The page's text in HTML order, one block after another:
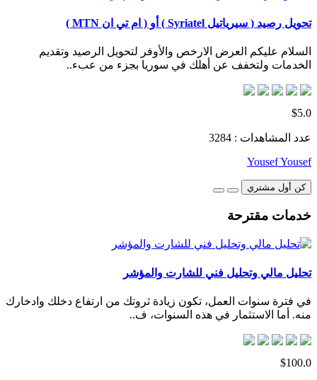
تحويل رصيد ( سيرياتيل Syriatel ) أو ( ام تي ان MTN )
السلام عليكم العرض الارخص والأوفر لتحويل الرصيد وتقديم
الخدمات ولتخفف عن أهلك في سوريا بجزء من عبء..
$5.0
عدد المشاهدات : 3284
Yousef Yousef
كن أول مشتري
خدمات مقترحة
تحليل مالي وتحليل فني للشارت والمؤشر
في فترة سنوات العمل، تكون زيادة ثروتك من ارتفاع دخلك وادخارك
منه. أما الاستثمار في هذه السنوات، ف..
$100.0